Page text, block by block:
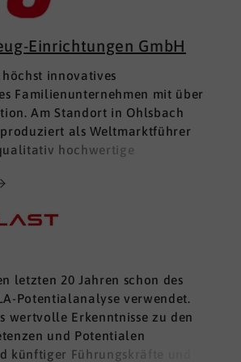
Einrichtungen GmbH
höchst innovatives
Familienunternehmen mit über
Am Standort in Ohlsbach
als Weltmarktführer
hochwertige
Langdrehautomaten,
Derzeit arbeiten
Mitarbeiter und
der WTO. Das Unternehmen
DNLA ein. Wir haben
denPersonalleiterinterviewt.
wann setzt die WTO die DNLA-
Verfahren werden genutzt
werden sie eingesetzt?
letzten 20 Jahren schon des
Potentialanalyse verwendet.
wertvolle Erkenntnisse zu den
und Potentialen
künftiger Führungskräfte und